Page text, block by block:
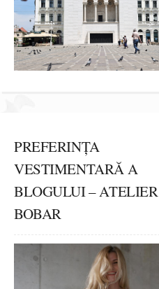
PREFERINȚA
VESTIMENTARĂ A
BLOGULUI – ATELIER
BOBAR